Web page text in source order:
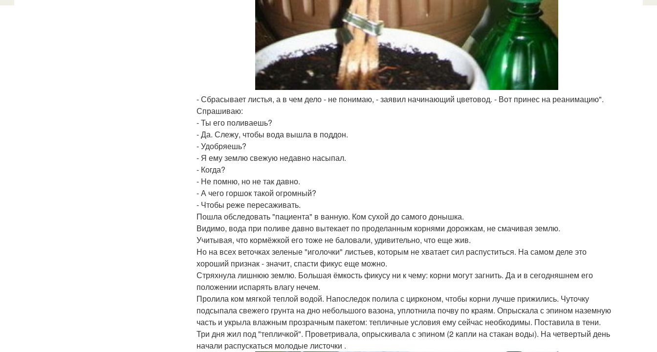
- Сбрасывает листья, а в чем дело - не понимаю, - заявил начинающий цветовод. - Вот принес на реанимацию".
Спрашиваю:
- Ты его поливаешь?
- Да. Слежу, чтобы вода вышла в поддон.
- Удобряешь?
- Я ему землю свежую недавно насыпал.
- Когда?
- Не помню, но не так давно.
- А чего горшок такой огромный?
- Чтобы реже пересаживать.
Пошла обследовать "пациента" в ванную. Ком сухой до самого донышка.
Видимо, вода при поливе давно вытекает по проделанным корнями дорожкам, не смачивая землю.
Учитывая, что кормёжкой его тоже не баловали, удивительно, что еще жив.
Но на всех веточках зеленые "иголочки" листьев, которым не хватает сил распуститься. На самом деле это
хороший признак - значит, спасти фикус еще можно.
Стряхнула лишнюю землю. Большая ёмкость фикусу ни к чему: корни могут загнить. Да и в сегодняшнем его
положении испарять влагу нечем.
Пролила ком мягкой теплой водой. Напоследок полила с цирконом, чтобы корни лучше прижились. Чуточку
подсыпала свежего грунта на дно небольшого вазона, уплотнила почву по краям. Опрыскала с эпином наземную
часть и укрыла влажным прозрачным пакетом: тепличные условия ему сейчас необходимы. Поставила в тени.
Три дня жил под "тепличкой". Проветривала, опрыскивала с эпином (2 капли на стакан воды). На четвертый день
начали распускаться молодые листочки .